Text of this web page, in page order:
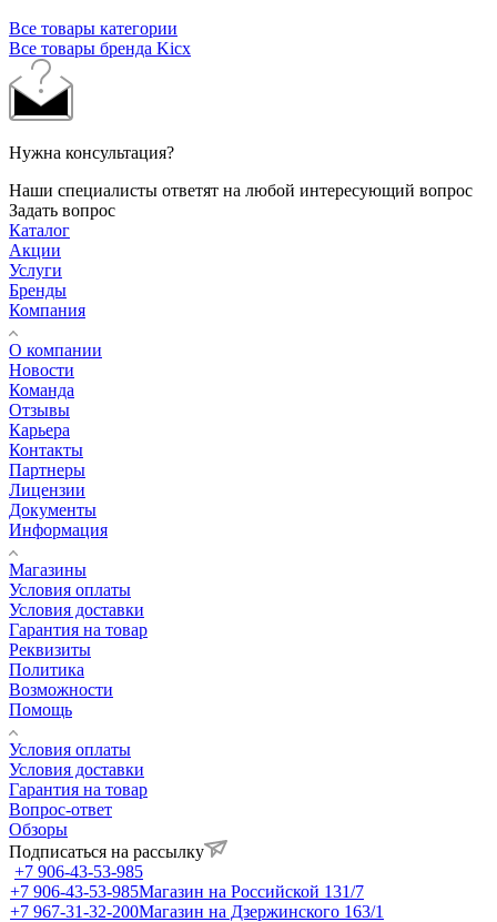
Все товары категории
Все товары бренда Kicx
Нужна консультация?
Наши специалисты ответят на любой интересующий вопрос
Задать вопрос
Каталог
Акции
Услуги
Бренды
Компания
О компании
Новости
Команда
Отзывы
Карьера
Контакты
Партнеры
Лицензии
Документы
Информация
Магазины
Условия оплаты
Условия доставки
Гарантия на товар
Реквизиты
Политика
Возможности
Помощь
Условия оплаты
Условия доставки
Гарантия на товар
Вопрос-ответ
Обзоры
Подписаться на рассылку
+7 906-43-53-985
+7 906-43-53-985Магазин на Российской 131/7
+7 967-31-32-200Магазин на Дзержинского 163/1